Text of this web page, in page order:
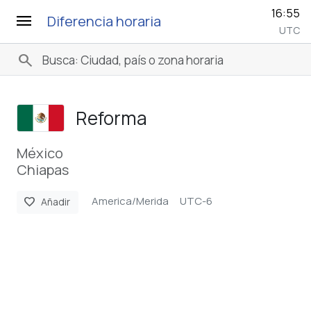
menu Diferencia horaria 16:55
UTC
search
Reforma
México
Chiapas
favorite Añadir America/Merida UTC-6